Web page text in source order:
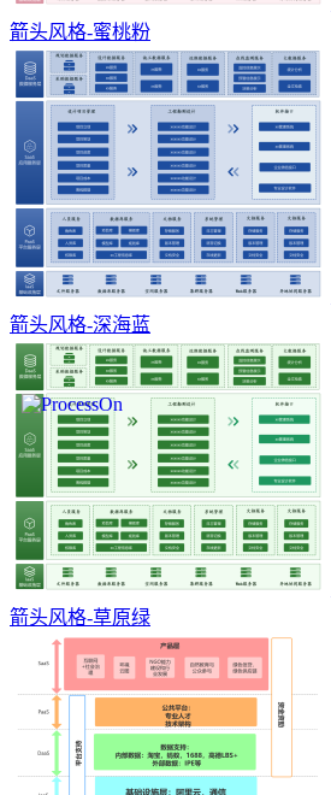
箭头风格-蜜桃粉
箭头风格-深海蓝
箭头风格-草原绿